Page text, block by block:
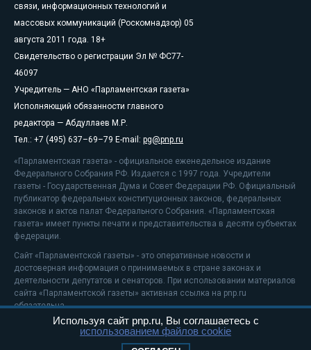
связи, информационных технологий и
массовых коммуникаций (Роскомнадзор) 05
августа 2011 года. 18+
Свидетельство о регистрации Эл № ФС77-
46097
Учредитель — АНО «Парламентская газета»
Исполняющий обязанности главного
редактора — Абдуллаев М.Р.
Тел.: +7 (495) 637–69–79 E-mail: pg@pnp.ru
«Парламентская газета» - официальное еженедельное издание
Федерального Собрания РФ. Издается с 1997 года. Учредители
газеты - Государственная Дума и Совет Федерации РФ. Официальный
публикатор федеральных конституционных законов, федеральных
законов и актов палат Федерального Собрания. «Парламентская
газета» имеет пункты печати и представительства в десяти субъектах
федерации.
Сайт «Парламентской газеты» - это оперативные новости и
достоверная информация о принимаемых в стране законах и
деятельности депутатов и сенаторов. При использовании материалов
сайта «Парламентской газеты» активная ссылка на pnp.ru
обязательна.
На информационном ресурсе применяютсярекомендательные
Используя сайт pnp.ru, Вы соглашаетесь с
использованием файлов cookie